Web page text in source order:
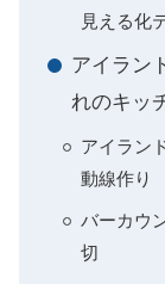
見える化
アイラン
れのキッ
アイラン
動線作り
バーカウ
切